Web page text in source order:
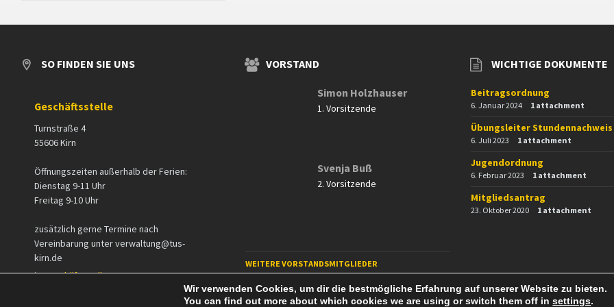
SO FINDEN SIE UNS
Geschäftsstelle
Turnstraße 4
55606 Kirn
Öffnungszeiten außerhalb der Ferien:
Dienstag 9-11 Uhr
Freitag 9-10 Uhr
zusätzlich gerne Termine nach
Vereinbarung unter verwaltung@tus-
kirn.de
inGeschäftsstelle
VORSTAND
Simon Holzhauser
1. Vorsitzende
Svenja Buß
2. Vorsitzende
WEITERE VORSTANDSMITGLIEDER
WICHTIGE DOKUMENTE
Beitragsordnung
6. Januar 2024 1 attachment
Übungsleiter Stundennachweis
6. Juli 2023 1 attachment
Jugendordnung
6. Februar 2023 1 attachment
Mitgliedsantrag
23. Oktober 2020 1 attachment
Wir verwenden Cookies, um dir die bestmögliche Erfahrung auf unserer Website zu bieten.
You can find out more about which cookies we are using or switch them off insettings.